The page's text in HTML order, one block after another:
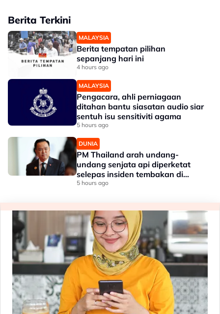
Berita Terkini
MALAYSIA
Berita tempatan pilihan
sepanjang hari ini
4 hours ago
MALAYSIA
Pengacara, ahli perniagaan
ditahan bantu siasatan audio siar
sentuh isu sensitiviti agama
5 hours ago
DUNIA
PM Thailand arah undang-
undang senjata api diperketat
selepas insiden tembakan di
sekolah
5 hours ago